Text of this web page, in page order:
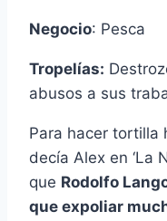
Negocio: Pesca
Tropelías:
abusos a sus
Para hacer tortilla
decía Alex en ‘La
que Rodolfo
que expoliar